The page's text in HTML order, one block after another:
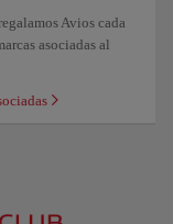
Avios cada
asociadas al